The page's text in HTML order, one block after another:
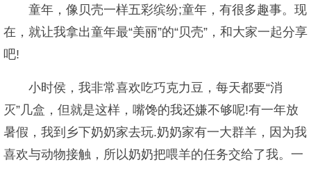
童年，像贝壳一样五彩缤纷;童年，有很多趣事。现
在，就让我拿出童年最“美丽”的“贝壳”，和大家一起分享
吧!
小时侯，我非常喜欢吃巧克力豆，每天都要“消
灭”几盒，但就是这样，嘴馋的我还嫌不够呢!有一年放
暑假，我到乡下奶奶家去玩.奶奶家有一大群羊，因为我
喜欢与动物接触，所以奶奶把喂羊的任务交给了我。一